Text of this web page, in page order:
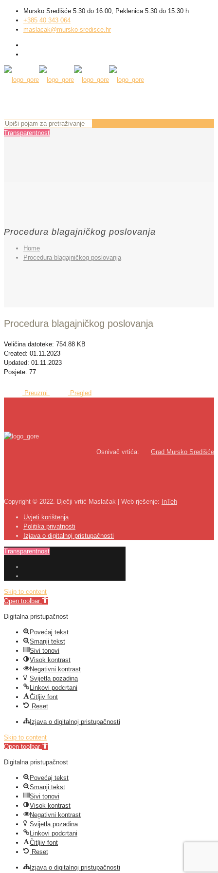
Mursko Središće 5:30 do 16:00, Peklenica 5:30 do 15:30 h
+385 40 343 064
maslacak@mursko-sredisce.hr
Transparentnost
Procedura blagajničkog poslovanja
Home
Procedura blagajničkog poslovanja
Procedura blagajničkog poslovanja
Veličina datoteke: 754.88 KB
Created: 01.11.2023
Updated: 01.11.2023
Posjete: 77
Preuzmi Pregled
Osnivač vrtića: Grad Mursko Središće
Copyright © 2022. Dječji vrtić Maslačak | Web rješenje: InTeh
Uvjeti korištenja
Politika privatnosti
Izjava o digitalnoj pristupačnosti
Transparentnost
Skip to content
Open toolbar
Digitalna pristupačnost
Povećaj tekst
Smanji tekst
Sivi tonovi
Visok kontrast
Negativni kontrast
Svijetla pozadina
Linkovi podcrtani
Čitljiv font
Reset
Izjava o digitalnoj pristupačnosti
Skip to content
Open toolbar
Digitalna pristupačnost
Povećaj tekst
Smanji tekst
Sivi tonovi
Visok kontrast
Negativni kontrast
Svijetla pozadina
Linkovi podcrtani
Čitljiv font
Reset
Izjava o digitalnoj pristupačnosti